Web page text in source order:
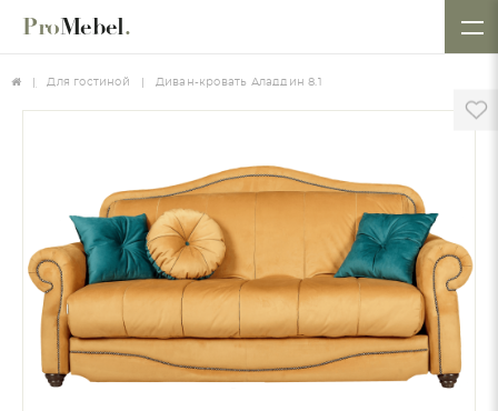
ProMebel.
Для гостиной Диван-кровать Аладдин 8.1